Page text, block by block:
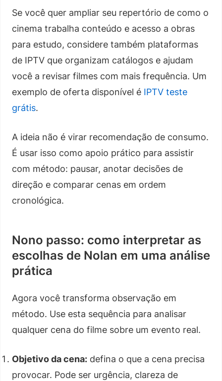
Se você quer ampliar seu repertório de como o
cinema trabalha conteúdo e acesso a obras
para estudo, considere também plataformas
de IPTV que organizam catálogos e ajudam
você a revisar filmes com mais frequência. Um
exemplo de oferta disponível é IPTV teste
grátis.
A ideia não é virar recomendação de consumo.
É usar isso como apoio prático para assistir
com método: pausar, anotar decisões de
direção e comparar cenas em ordem
cronológica.
Nono passo: como interpretar as
escolhas de Nolan em uma análise
prática
Agora você transforma observação em
método. Use esta sequência para analisar
qualquer cena do filme sobre um evento real.
Objetivo da cena: defina o que a cena precisa
provocar. Pode ser urgência, clareza de